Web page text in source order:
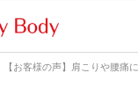
【お客様の声】肩こりや腰痛